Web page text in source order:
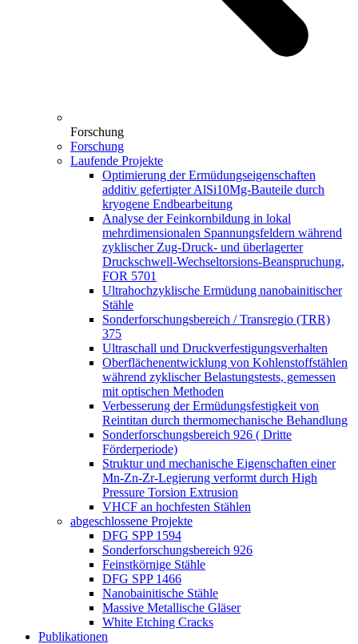
Forschung
Forschung
Laufende Projekte
Optimierung der Ermüdungseigenschaften
additiv gefertigter AlSi10Mg-Bauteile durch
kryogene Endbearbeitung
Analyse der Feinkornbildung in lokal
mehrdimensionalen Spannungsfeldern während
zyklischer Zug-Druck- und überlagerter
Druckschwell-Wechseltorsions-Beanspruchung,
FOR 5701
Ultrahochzyklische Ermüdung nanobainitischer
Stähle
Sonderforschungsbereich / Transregio (TRR)
375
Ultraschall und Druckverfestigungsverhalten
Oberflächenentwicklung von Kohlenstoffstählen
während zyklischer Belastungstests, gemessen
mit optischen Methoden
Verbesserung der Ermüdungsfestigkeit von
Reintitan durch thermomechanische Behandlung
Sonderforschungsbereich 926 ( Dritte
Förderperiode)
Struktur und mechanische Eigenschaften einer
Mn-Zn-Zr-Legierung verformt durch High
Pressure Torsion Extrusion
VHCF an hochfesten Stählen
abgeschlossene Projekte
DFG SPP 1594
Sonderforschungsbereich 926
Feinstkörnige Stähle
DFG SPP 1466
Nanobainitische Stähle
Massive Metallische Gläser
White Etching Cracks
Publikationen